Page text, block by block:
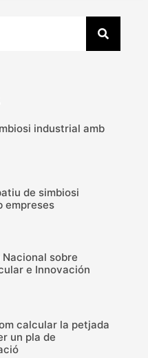
industrial amb
de simbiosi
empreses
sobre
e Innovación
calcular la petjada
un pla de